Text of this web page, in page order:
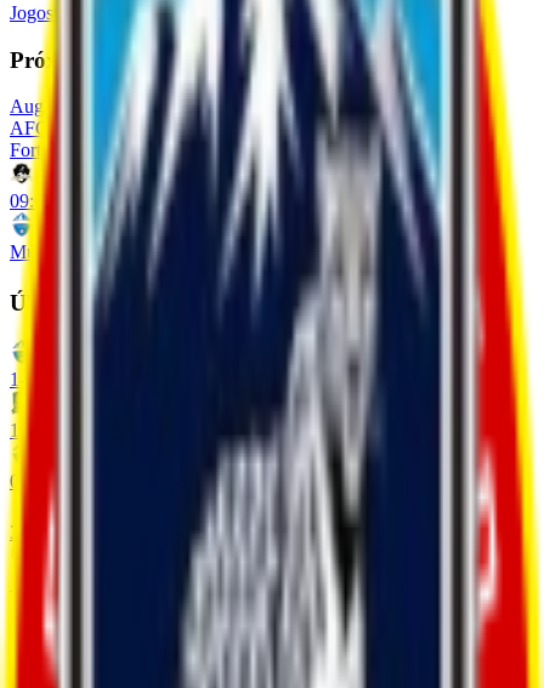
JogosClassificação Estatísticas Elenco Transferências
Próximo jogo
Aug 11, 2026
AFC Challenge League
Fortis
09:00
Muras United
Últimos 5 jogos
1 1
1
0 -
3
Destaques